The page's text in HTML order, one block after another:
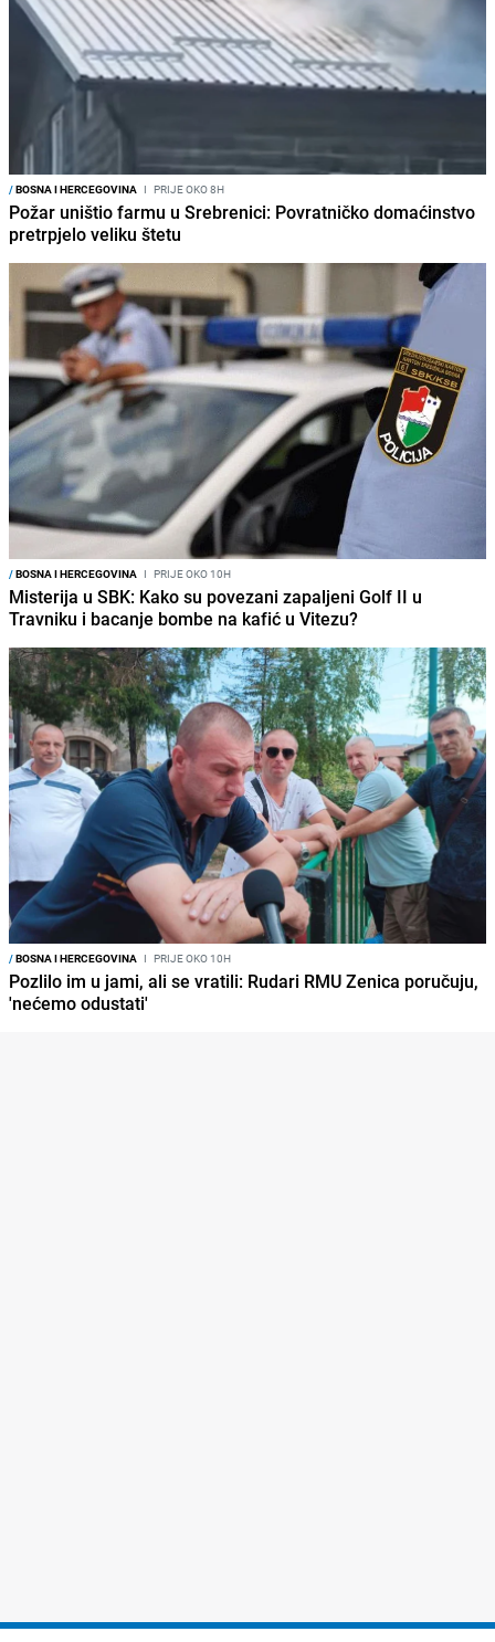
/BOSNA I HERCEGOVINA I PRIJE OKO 8H
Požar uništio farmu u Srebrenici: Povratničko domaćinstvo
pretrpjelo veliku štetu
/BOSNA I HERCEGOVINA I PRIJE OKO 10H
Misterija u SBK: Kako su povezani zapaljeni Golf II u
Travniku i bacanje bombe na kafić u Vitezu?
/BOSNA I HERCEGOVINA I PRIJE OKO 10H
Pozlilo im u jami, ali se vratili: Rudari RMU Zenica poručuju,
'nećemo odustati'